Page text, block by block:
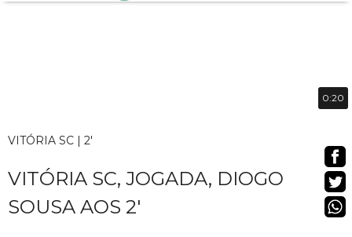
0:20
VITÓRIA SC | 2'
VITÓRIA SC, JOGADA, DIOGO
SOUSA AOS 2'